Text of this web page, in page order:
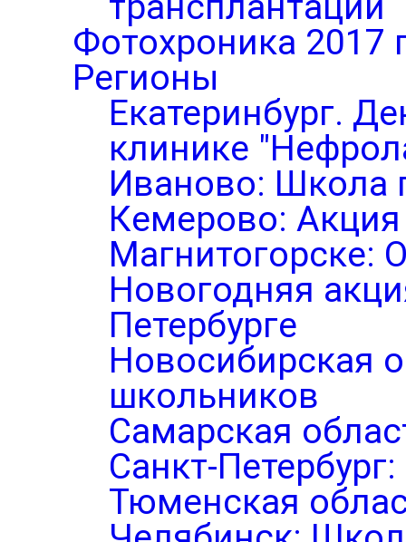
Фотохроника 2017
Регионы
Екатеринбург.
клинике
Иваново: Школа
Кемерово:
Магнитогорске:
Новогодняя
Петербурге
Новосибирская
школьников
Самарская
Санкт-
Тюменская